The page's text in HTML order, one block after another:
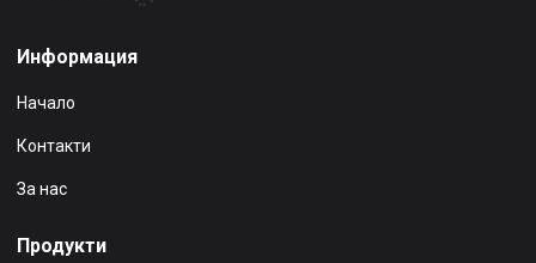
Информация
Начало
Контакти
За нас
Продукти